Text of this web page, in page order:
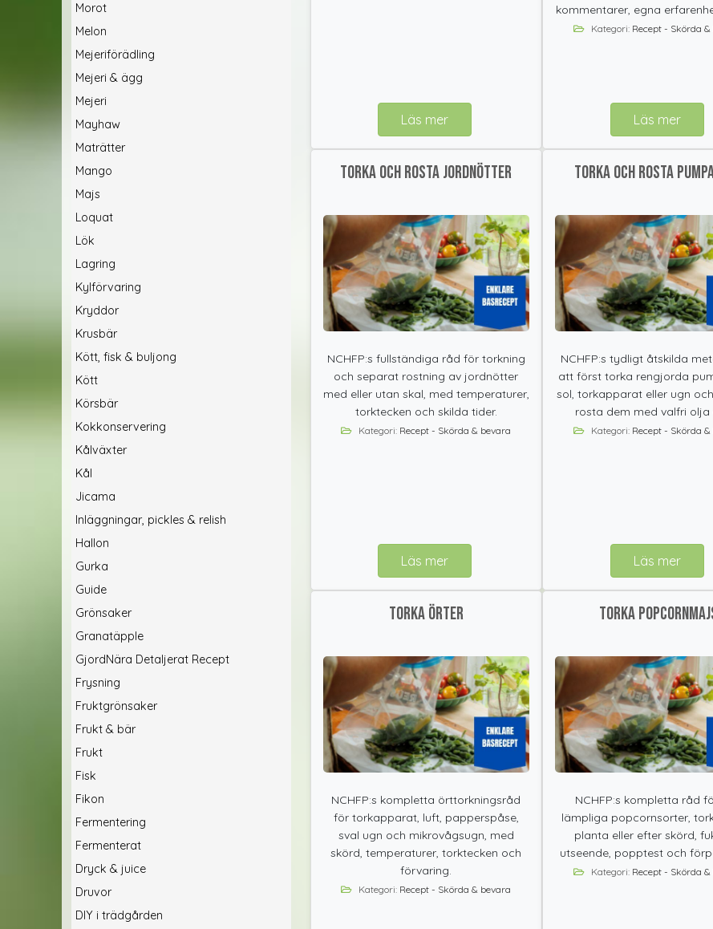
Morot
Melon
Mejeriförädling
Mejeri & ägg
Mejeri
Mayhaw
Maträtter
Mango
Majs
Loquat
Lök
Lagring
Kylförvaring
Kryddor
Krusbär
Kött, fisk & buljong
Kött
Körsbär
Kokkonservering
Kålväxter
Kål
Jicama
Inläggningar, pickles & relish
Hallon
Gurka
Guide
Grönsaker
Granatäpple
GjordNära Detaljerat Recept
Frysning
Fruktgrönsaker
Frukt & bär
Frukt
Fisk
Fikon
Fermentering
Fermenterat
Dryck & juice
Druvor
DIY i trädgården
Läs mer
kommentarer, egna
Kategori: Recept - Skörda
Läs mer
Torka och rosta jordnötter
NCHFP:s fullständiga råd för torkning
och separat rostning av jordnötter
med eller utan skal, med temperaturer,
torktecken och skilda tider.
Kategori: Recept - Skörda & bevara
Läs mer
Torka och rosta
NCHFP:s tydligt åtskilda
att först torka rengjorda
sol, torkapparat eller ugn
rosta dem med valfri olja
Kategori: Recept - Skörda
Läs mer
Torka örter
NCHFP:s kompletta örttorkningsråd
för torkapparat, luft, papperspåse,
sval ugn och mikrovågsugn, med
skörd, temperaturer, torktecken och
förvaring.
Kategori: Recept - Skörda & bevara
Torka
NCHFP:s kompletta råd
lämpliga popcornsorter,
planta eller efter skörd,
utseende, popptest och
Kategori: Recept - Skörda